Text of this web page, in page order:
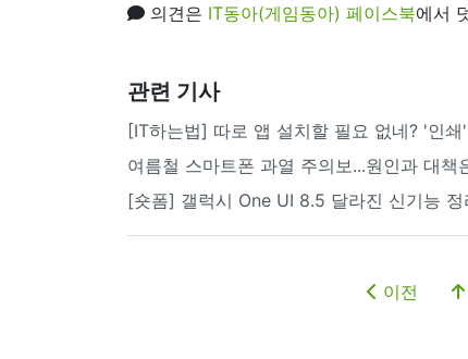
의견은 IT동아(게임동아) 페이스북에서
관련 기사
[IT하는법] 따로 앱 설치할 필요 없네? '인
여름철 스마트폰 과열 주의보...원인과 대책
[숏폼] 갤럭시 One UI 8.5 달라진 신기능 정
이전